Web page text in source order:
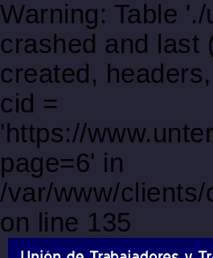
Warning: Table
crashed and last
created,
cid =
'https://
page=6' in
/var/www/
on line 135